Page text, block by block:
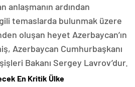
anlaşmanın ardından
temaslarda bulunmak üzere
oluşan heyet Azerbaycan’ın
Azerbaycan Cumhurbaşkanı
Bakanı Sergey Lavrov’dur.
En Kritik Ülke